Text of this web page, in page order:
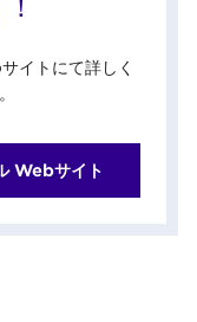
イトにて詳しく
Webサイト